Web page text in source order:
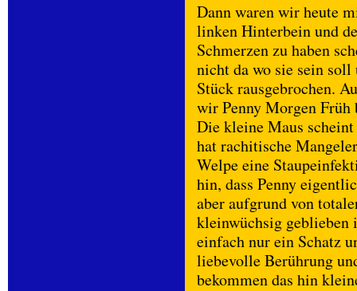
Dann waren wir heute
linken Hinterbein und
Schmerzen zu haben
nicht da wo sie sein
Stück rausgebrochen.
wir Penny Morgen Früh
Die kleine Maus scheint
hat rachitische
Welpe eine
hin, dass Penny
aber aufgrund von
kleinwüchsig
einfach nur ein Schatz
liebevolle Berührung
bekommen das hin